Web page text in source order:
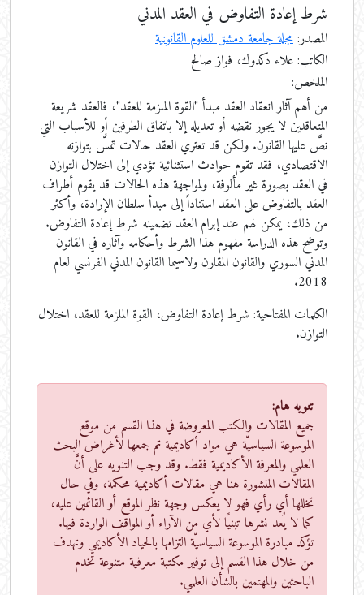
شرط إعادة التفاوض في العقد المدني
المصدر:مجلة جامعة دمشق للعلوم القانونية
الكاتب: علاء دكدوك، فواز صالح
الملخص:
من أهم آثار انعقاد العقد مبدأ "القوة الملزمة للعقد"، فالعقد شريعة
المتعاقدين لا يجوز نقضه أو تعديله إلا باتفاق الطرفين أو للأسباب التي
نصَّ عليها القانون. ولكن قد تعتري العقد حالات تمسُّ بتوازنه
الاقتصادي، فقد تقوم حوادث استثنائية تؤدي إلى اختلال التوازن
في العقد بصورة غير مألوفة، ولمواجهة هذه الحالات قد يقوم أطراف
العقد بالتفاوض على العقد استناداً إلى مبدأ سلطان الإرادة، وأكثر
من ذلك، يمكن لهم عند إبرام العقد تضمينه شرط إعادة التفاوض.
وتوضح هذه الدراسة مفهوم هذا الشرط وأحكامه وآثاره في القانون
المدني السوري والقانون المقارن ولاسيما القانون المدني الفرنسي لعام
2018.
الكلمات المفتاحية: شرط إعادة التفاوض، القوة الملزمة للعقد، اختلال
التوازن.
تنويه هام:
جميع المقالات والكتب المعروضة في هذا القسم من موقع
الموسوعة السياسيّة هي مواد أكاديمية تم جمعها لأغراض البحث
العلمي والمعرفة الأكاديمية فقط. وقد وجب التنويه على أنَّ
المقالات المنشورة هنا هي مقالات أكاديمية محكمة، وفي حال
تخللها أي رأي فهو لا يعكس وجهة نظر الموقع أو القائمين عليه،
كما لا يُعد نشرها تبنيًا لأي من الآراء أو المواقف الواردة فيها.
تؤكد مبادرة الموسوعة السياسيّة التزامها بالحياد الأكاديمي وتهدف
من خلال هذا القسم إلى توفير مكتبة معرفية متنوعة تخدم
الباحثين والمهتمين بالشأن العلمي.